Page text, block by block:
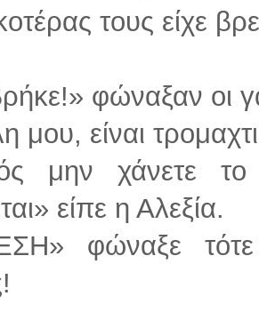
τους είχε
φώναξαν οι
μου, είναι
μην χάνετε
είπε η Αλεξία.
φώναξε